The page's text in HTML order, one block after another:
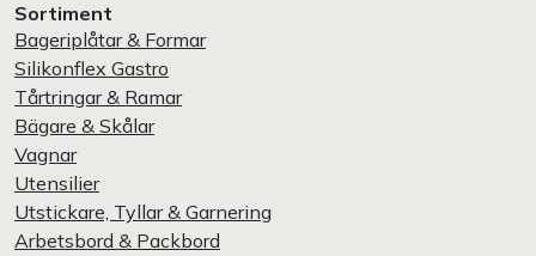
Sortiment
Bageriplåtar & Formar
Silikonflex Gastro
Tårtringar & Ramar
Bägare & Skålar
Vagnar
Utensilier
Utstickare, Tyllar & Garnering
Arbetsbord & Packbord